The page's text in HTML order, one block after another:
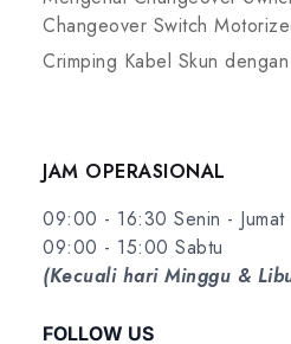
Changeover Switch
Crimping Kabel Skun
JAM OPERASIONAL
09:00 - 16:30 Senin - Jumat
09:00 - 15:00 Sabtu
(Kecuali hari Minggu &
FOLLOW US